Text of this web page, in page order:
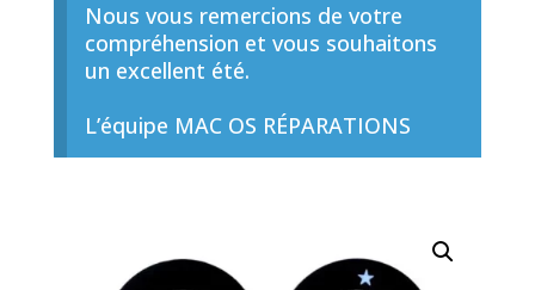
Nous vous remercions de votre
compréhension et vous souhaitons
un excellent été.
L’équipe MAC OS RÉPARATIONS